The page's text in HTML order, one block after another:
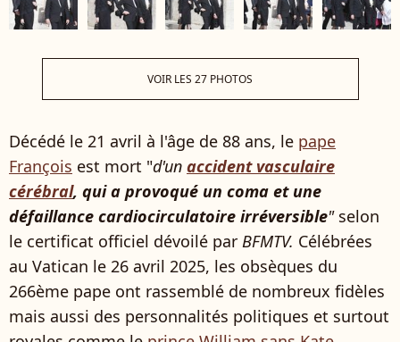
VOIR LES 27 PHOTOS
Décédé le 21 avril à l'âge de 88 ans, le pape
François est mort "d'un accident vasculaire
cérébral, qui a provoqué un coma et une
défaillance cardiocirculatoire irréversible" selon
le certificat officiel dévoilé par BFMTV. Célébrées
au Vatican le 26 avril 2025, les obsèques du
266ème pape ont rassemblé de nombreux fidèles
mais aussi des personnalités politiques et surtout